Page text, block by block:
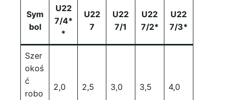
Sym
bol
U22
7/4*
*
U22
7
U22
7/1
U22
7/2*
U22
7/3*
Szer
okoś
ć
robo
2,0 2,5 3,0 3,5 4,0